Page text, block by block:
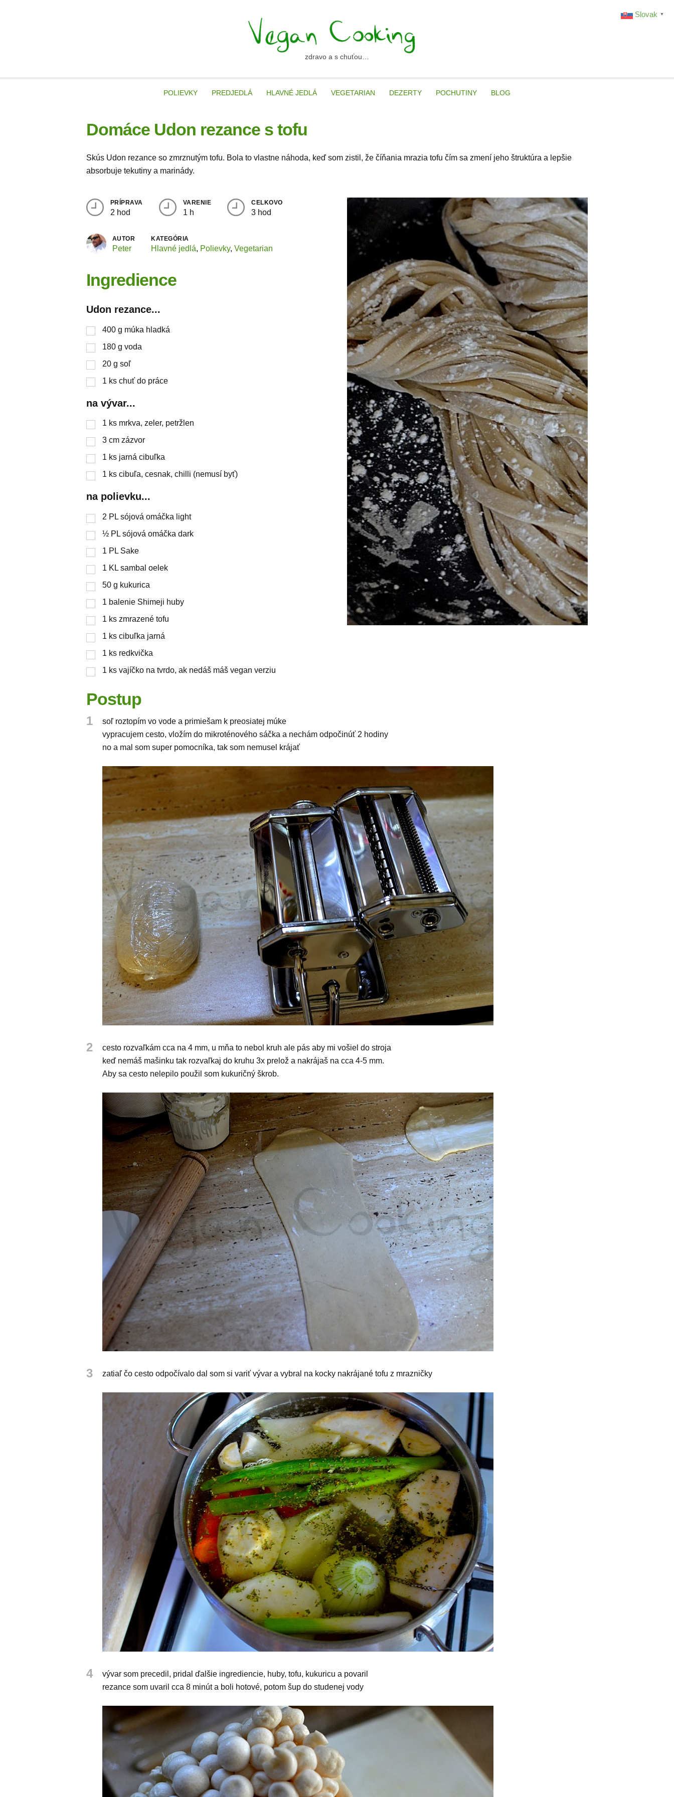
zdravo a s chuťou…
POLIEVKY PREDJEDLÁ HLAVNÉ JEDLÁ VEGETARIAN DEZERTY POCHUTINY BLOG
Domáce Udon rezance s tofu
Skús Udon rezance so zmrznutým tofu. Bola to vlastne náhoda, keď som zistil, že číňania mrazia tofu čím sa zmení jeho štruktúra a lepšie
absorbuje tekutiny a marinády.
PRÍPRAVA
2 hod
VARENIE
1 h
CELKOVO
3 hod
AUTOR
Peter
KATEGÓRIA
Hlavné jedlá, Polievky,Vegetarian
Ingredience
Udon rezance...
400 g múka hladká
180 g voda
20 g soľ
1 ks chuť do práce
na vývar...
1 ks mrkva, zeler, petržlen
3 cm zázvor
1 ks jarná cibuľka
1 ks cibuľa, cesnak, chilli (nemusí byť)
na polievku...
2 PL sójová omáčka light
½ PL sójová omáčka dark
1 PL Sake
1 KL sambal oelek
50 g kukurica
1 balenie Shimeji huby
1 ks zmrazené tofu
1 ks cibuľka jarná
1 ks redkvička
1 ks vajíčko na tvrdo, ak nedáš máš vegan verziu
Postup
1
soľ roztopím vo vode a primiešam k preosiatej múke
vypracujem cesto, vložím do mikroténového sáčka a nechám odpočinúť 2 hodiny
no a mal som super pomocníka, tak som nemusel krájať
2
cesto rozvaľkám cca na 4 mm, u mňa to nebol kruh ale pás aby mi vošiel do stroja
keď nemáš mašinku tak rozvaľkaj do kruhu 3x prelož a nakrájaš na cca 4-5 mm.
Aby sa cesto nelepilo použil som kukuričný škrob.
3 zatiaľ čo cesto odpočívalo dal som si variť vývar a vybral na kocky nakrájané tofu z mrazničky
4
vývar som precedil, pridal ďalšie ingrediencie, huby, tofu, kukuricu a povaril
rezance som uvaril cca 8 minút a boli hotové, potom šup do studenej vody
Slovak ▼